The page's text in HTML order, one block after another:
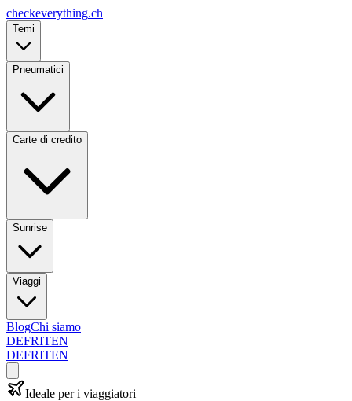
checkeverything.ch
Temi
Pneumatici
Carte di credito
Sunrise
Viaggi
BlogChi siamo
DEFRITEN
DEFRITEN
Ideale per i viaggiatori